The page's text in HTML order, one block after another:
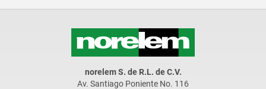
norelem S. de R.L. de C.V.
Av. Santiago Poniente No. 116